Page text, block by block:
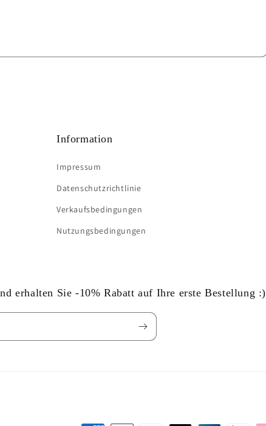
Information
Impressum
Datenschutzrichtlinie
Verkaufsbedingungen
Nutzungsbedingungen
erhalten Sie -10% Rabatt auf Ihre erste Bestellung :)